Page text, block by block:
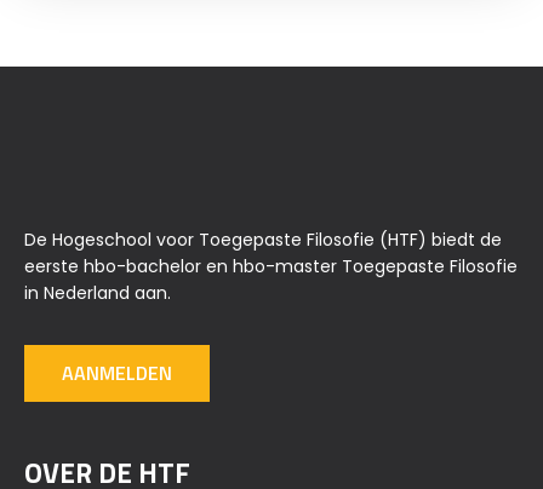
De Hogeschool voor Toegepaste Filosofie (HTF) biedt de
eerste hbo-bachelor en hbo-master Toegepaste Filosofie
in Nederland aan.
AANMELDEN
OVER DE HTF